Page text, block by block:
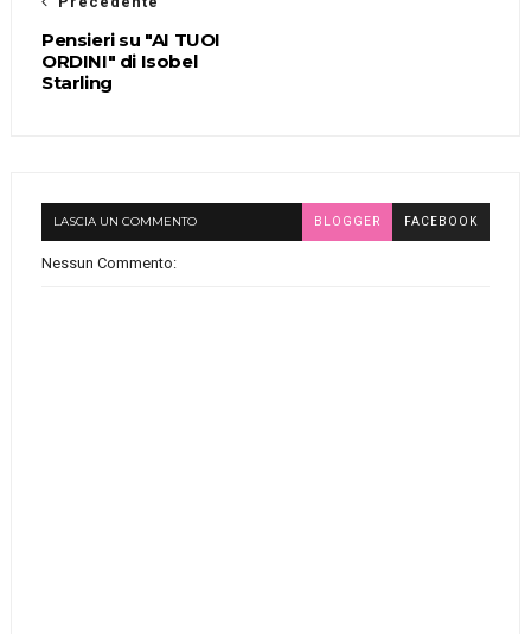
Pensieri su "AI TUOI
ORDINI" di Isobel
Starling
LASCIA UN COMMENTO BLOGGER FACEBOOK
Nessun Commento: